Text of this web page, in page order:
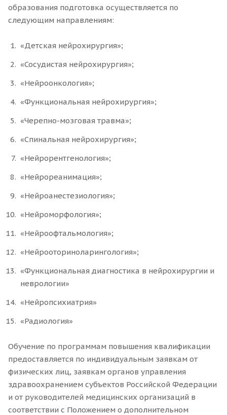
образования подготовка осуществляется по
следующим направлениям:
«Детская нейрохирургия»;
«Сосудистая нейрохирургия»;
«Нейроонкология»;
«Функциональная нейрохирургия»;
«Черепно-мозговая травма»;
«Спинальная нейрохирургия»;
«Нейрорентгенология»;
«Нейрореанимация»;
«Нейроанестезиология»;
«Нейроморфология»;
«Нейроофтальмология»;
«Нейрооториноларингология»;
«Функциональная диагностика в нейрохирургии и
неврологии»
«Нейропсихиатрия»
«Радиология»
Обучение по программам повышения квалификации
предоставляется по индивидуальным заявкам от
физических лиц, заявкам органов управления
здравоохранением субъектов Российской Федерации
и от руководителей медицинских организаций в
соответствии с Положением о дополнительном